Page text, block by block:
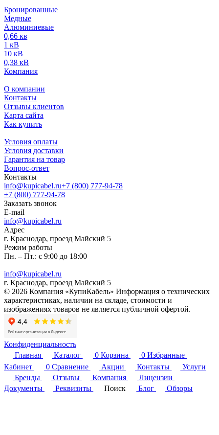
Бронированные
Медные
Алюминиевые
0,66 кв
1 кВ
10 кВ
0,38 кВ
Компания
О компании
Контакты
Отзывы клиентов
Карта сайта
Как купить
Условия оплаты
Условия доставки
Гарантия на товар
Вопрос-ответ
Контакты
info@kupicabel.ru+7 (800) 777-94-78
+7 (800) 777-94-78
Заказать звонок
E-mail
info@kupicabel.ru
Адрес
г. Краснодар, проезд Майский 5
Режим работы
Пн. – Пт.: с 9:00 до 18:00
info@kupicabel.ru
г. Краснодар, проезд Майский 5
© 2026 Компания «КупиКабель» Информация о технических
характеристиках, наличии на складе, стоимости и
изображениях товаров не является публичной офертой.
Конфиденциальность
Главная
Каталог 0 Корзина 0 Избранные
Кабинет
0 Сравнение Акции Контакты
Услуги
Бренды
Отзывы Компания
Лицензии
Документы
Реквизиты Поиск Блог Обзоры